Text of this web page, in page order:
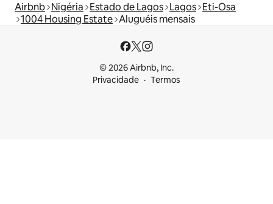
Airbnb Nigéria Estado de Lagos Lagos Eti-Osa
1004 Housing Estate Aluguéis mensais
© 2026 Airbnb, Inc.
Privacidade
Termos